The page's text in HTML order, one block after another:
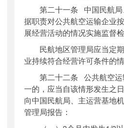
第二十一条 中国民航
据职责对公共航空运输企业
展经营活动的情况实施监督检
民航地区管理局应当定
业持续符合经营许可条件的情
第二十二条 公共航空运
一的，应当自该情形发生之
向中国民航局、主运营基地
管理局报告：